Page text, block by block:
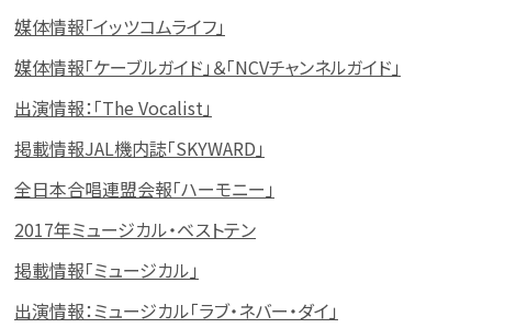
媒体情報「イッツコムライフ」
媒体情報「ケーブルガイド」＆「NCVチャンネルガイド」
出演情報：「The Vocalist」
掲載情報JAL機内誌「SKYWARD」
全日本合唱連盟会報「ハーモニー」
2017年ミュージカル・ベストテン
掲載情報「ミュージカル」
出演情報：ミュージカル「ラブ・ネバー・ダイ」